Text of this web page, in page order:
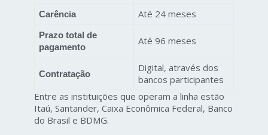
Carência Até 24 meses
Prazo total de
pagamento
Até 96 meses
Contratação
Digital, através dos
bancos participantes
Entre as instituições que operam a linha estão
Itaú, Santander, Caixa Econômica Federal, Banco
do Brasil e BDMG.